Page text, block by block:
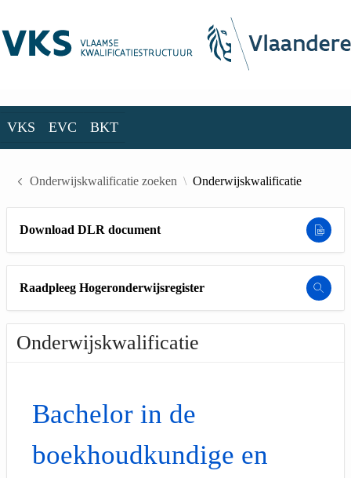
VKS EVC BKT
Onderwijskwalificatie zoeken Onderwijskwalificatie
Download DLR document
Raadpleeg Hogeronderwijsregister
Onderwijskwalificatie
Bachelor in de
boekhoudkundige en